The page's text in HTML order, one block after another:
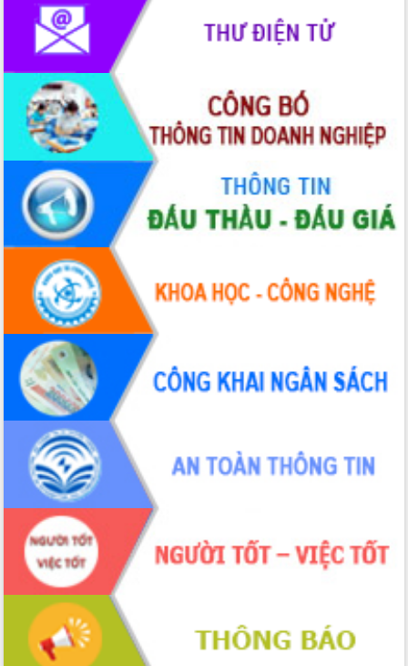
Đắk Lắk nỗ lực thúc đẩy tăng trưởng
kinh tế từ 10% trở lên trong Quý
II/2026
Đắk Lắk ký kết thỏa thuận hợp tác về
chuyển đổi số giai đoạn 2026 – 2030
với Tập đoàn Bưu chính Viễn thông
Việt Nam
Thứ trưởng Bộ Y tế làm việc với tỉnh
Đắk Lắk về phát triển nhân lực y tế
cho trạm y tế cấp xã
Du lịch Đắk Lắk nâng tầm trải nghiệm
du khách thông qua Hệ thống cơ sở dữ
liệu và Bản đồ số
Tập huấn ứng dụng trí tuệ nhân tạo (AI)
trong thương mại điện tử năm 2026
Đoàn đại biểu Quốc hội tỉnh Đắk Lắk
trao đổi thông tin trước Kỳ họp thứ
nhất, Quốc hội khóa XVI
Quyết liệt cải cách hành chính, khơi
thông nguồn lực phát triển
Nâng cao hiệu lực, hiệu quả HĐND
tỉnh thông qua hiện đại hóa hành chính
Xã Ea Phê gắn cải cách hành chính với
chuyển đổi số
Phó Chủ tịch Thường trực UBND tỉnh
Hồ Thị Nguyên Thảo làm việc tại Trung
tâm Phục vụ hành chính công xã Ea
Phê
Xây dựng nền hành chính số đồng
hành cùng nông dân dân, doanh nghiệp
Giai đoạn 2026-2030, Đắk Lắk phấn
đấu có 77% xã đạt chuẩn nông thôn
mới